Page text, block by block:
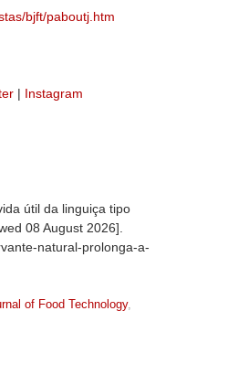
bjft/paboutj.htm
| Instagram
útil da linguiça tipo
08 August 2026].
natural-prolonga-a-
of Food Technology,